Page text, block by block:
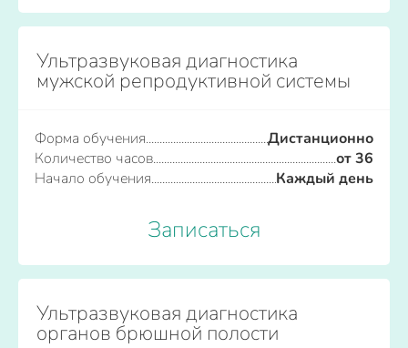
Ультразвуковая диагностика
мужской репродуктивной системы
Форма обучения
Дистанционно
Количество часов
от 36
Начало обучения
Каждый день
Записаться
Ультразвуковая диагностика
органов брюшной полости